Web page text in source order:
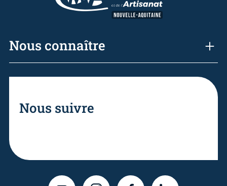
Nous connaître
Nous suivre